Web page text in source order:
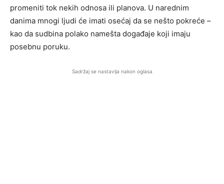
promeniti tok nekih odnosa ili planova. U narednim
danima mnogi ljudi će imati osećaj da se nešto pokreće –
kao da sudbina polako namešta događaje koji imaju
posebnu poruku.
Sadržaj se nastavlja nakon oglasa